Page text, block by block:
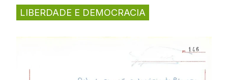
LIBERDADE E DEMOCRACIA